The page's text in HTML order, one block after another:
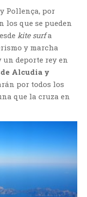
Pollença, por
los que se pueden
kite surfa
y marcha
un deporte rey en
Alcudia y
por todos los
que la cruza en